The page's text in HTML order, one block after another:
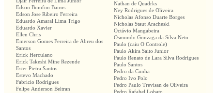
Edson Bomfim Bairos
Edson Jose Ribeiro Ferreira
Eduardo Amaral Lima Trigo
Eduardo Xavier
Ellen Chris
Emerson Gomes Ferreira de Abreu dos
Santos
Erick Herculano
Erick Takeshi Mine Rezende
Ester Pietra Santos
Estevo Machado
Fabricio Rodrigues
Felipe Anderson Beltran
Nathan de Quadrks
Ney Rodrigues de Oliveira
Nicholas Afonso Duarte Borges
Nicholas Staut Aracheski
Octávio Mangabeira
Osmundo Gonzaga da Silva Neto
Paulo (caiu O Controle)
Paulo Akira Saito Junior
Paulo Renato de Lara Silva Rodrigues
Paulo Santos
Pedro da Cunha
Pedro Ivo Polo
Pedro Paulo Trevisan de Oliveira
Pedro Rafahel Lobato